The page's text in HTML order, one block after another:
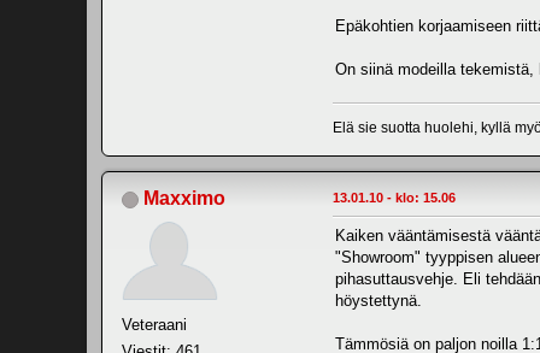
Epäkohtien korjaamiseen
On siinä modeilla
Elä sie suotta huolehi, kyllä
Maxximo
Veteraani
13.01.10 - klo: 15.06
Kaiken vääntämisestä
"Showroom" tyyppisen
pihasuttausvehje. Eli
höystettynä.
Tämmösiä on paljon noilla